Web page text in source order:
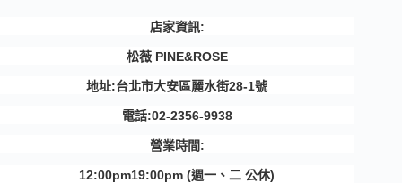
店家資訊:
松薇 PINE&ROSE
地址:台北市大安區麗水街28-1號
電話:02-2356-9938
營業時間:
12:00pm19:00pm (週一、二 公休)